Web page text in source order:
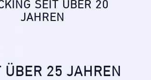
SEIT ÜBER 20
JAHREN
ÜBER 25 JAHREN